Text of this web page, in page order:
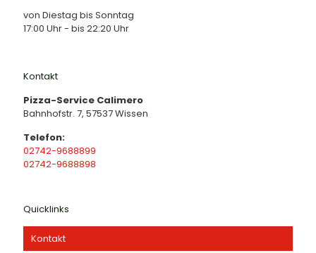
von Diestag bis Sonntag
17:00 Uhr - bis 22:20 Uhr
Kontakt
Pizza-Service Calimero
Bahnhofstr. 7, 57537 Wissen
Telefon:
02742-9688899
02742-9688898
Quicklinks
Kontakt